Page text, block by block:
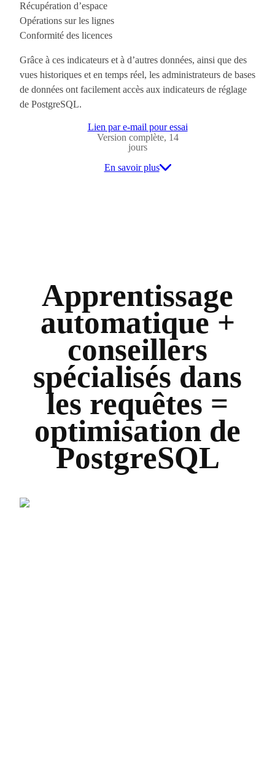
Récupération d’espace
Opérations sur les lignes
Conformité des licences
Grâce à ces indicateurs et à d’autres données, ainsi que des
vues historiques et en temps réel, les administrateurs de bases
de données ont facilement accès aux indicateurs de réglage
de PostgreSQL.
Lien par e-mail pour essai
Version complète, 14
jours
En savoir plus
Apprentissage
automatique +
conseillers
spécialisés dans
les requêtes =
optimisation de
PostgreSQL